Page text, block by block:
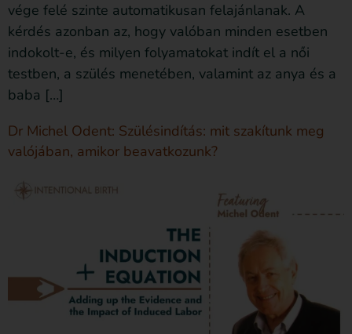
vége felé szinte automatikusan felajánlanak. A
kérdés azonban az, hogy valóban minden esetben
indokolt-e, és milyen folyamatokat indít el a női
testben, a szülés menetében, valamint az anya és a
baba […]
Dr Michel Odent: Szülésindítás: mit szakítunk meg
valójában, amikor beavatkozunk?